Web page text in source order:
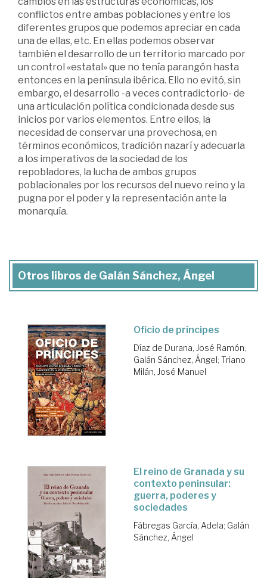
conflictos entre ambas poblaciones y entre los
diferentes grupos que podemos apreciar en cada
una de ellas, etc. En ellas podemos observar
también el desarrollo de un territorio marcado por
un control «estatal» que no tenía parangón hasta
entonces en la península ibérica. Ello no evitó, sin
embargo, el desarrollo -a veces contradictorio- de
una articulación política condicionada desde sus
inicios por varios elementos. Entre ellos, la
necesidad de conservar una provechosa, en
términos económicos, tradición nazarí y adecuarla
a los imperativos de la sociedad de los
repobladores, la lucha de ambos grupos
poblacionales por los recursos del nuevo reino y la
pugna por el poder y la representación ante la
monarquía.
Otros libros de Galán Sánchez, Ángel
Oficio de príncipes
Díaz de Durana, José Ramón;
Galán Sánchez, Ángel; Triano
Milán, José Manuel
El reino de Granada y su
contexto peninsular:
guerra, poderes y
sociedades
Fábregas García, Adela; Galán
Sánchez, Ángel